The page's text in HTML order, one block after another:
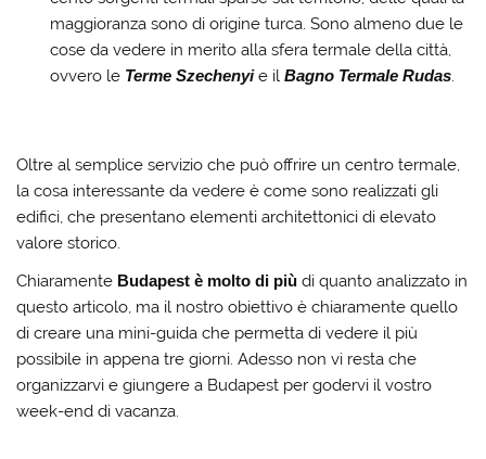
maggioranza sono di origine turca. Sono almeno due le
cose da vedere in merito alla sfera termale della città,
ovvero le Terme Szechenyie il Bagno Termale Rudas.
Oltre al semplice servizio che può offrire un centro termale,
la cosa interessante da vedere è come sono realizzati gli
edifici, che presentano elementi architettonici di elevato
valore storico.
Chiaramente Budapest è molto di più di quanto analizzato in
questo articolo, ma il nostro obiettivo è chiaramente quello
di creare una mini-guida che permetta di vedere il più
possibile in appena tre giorni. Adesso non vi resta che
organizzarvi e giungere a Budapest per godervi il vostro
week-end di vacanza.